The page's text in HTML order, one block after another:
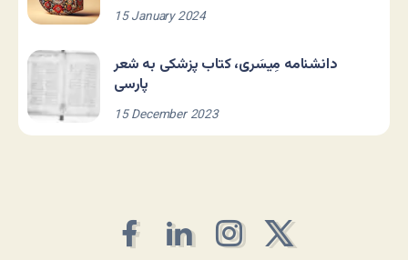
15 January 2024
دانشنامه مِیسَری، کتاب پزشکی به شعر
پارسی
15 December 2023